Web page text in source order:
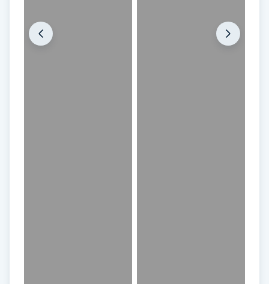
IPL hårborttagning